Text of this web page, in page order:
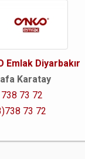
Emlak Diyarbakır
Karatay
73 72
73 72